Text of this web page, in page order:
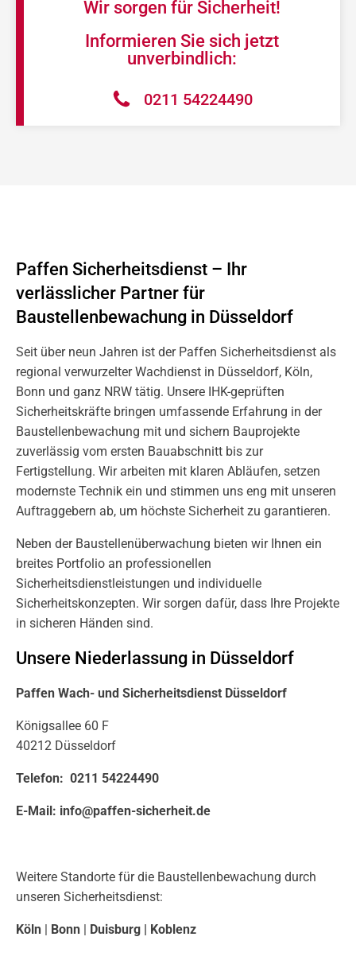
Wir sorgen für Sicherheit!
Informieren Sie sich jetzt
unverbindlich:
0211 54224490
Paffen Sicherheitsdienst – Ihr
verlässlicher Partner für
Baustellenbewachung in Düsseldorf
Seit über neun Jahren ist der Paffen Sicherheitsdienst als
regional verwurzelter Wachdienst in Düsseldorf, Köln,
Bonn und ganz NRW tätig. Unsere IHK-geprüften
Sicherheitskräfte bringen umfassende Erfahrung in der
Baustellenbewachung mit und sichern Bauprojekte
zuverlässig vom ersten Bauabschnitt bis zur
Fertigstellung. Wir arbeiten mit klaren Abläufen, setzen
modernste Technik ein und stimmen uns eng mit unseren
Auftraggebern ab, um höchste Sicherheit zu garantieren.
Neben der Baustellenüberwachung bieten wir Ihnen ein
breites Portfolio an professionellen
Sicherheitsdienstleistungen und individuelle
Sicherheitskonzepten. Wir sorgen dafür, dass Ihre Projekte
in sicheren Händen sind.
Unsere Niederlassung in Düsseldorf
Paffen Wach- und Sicherheitsdienst Düsseldorf
Königsallee 60 F
40212 Düsseldorf
Telefon: 0211 54224490
E-Mail: info@paffen-sicherheit.de
Weitere Standorte für die Baustellenbewachung durch
unseren Sicherheitsdienst:
Köln | Bonn | Duisburg | Koblenz